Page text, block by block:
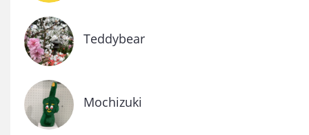
Teddybear
Mochizuki